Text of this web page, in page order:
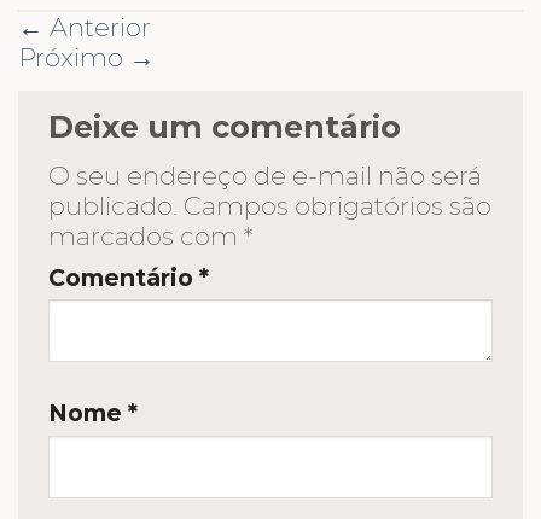
← Anterior
Próximo →
Deixe um comentário
O seu endereço de e-mail não será
publicado. Campos obrigatórios são
marcados com *
Comentário *
Nome *